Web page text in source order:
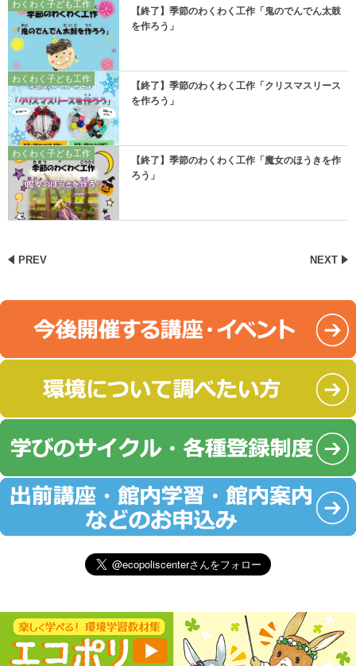
わくわく子ども工作
【終了】季節のわくわく工作「鬼のでんでん太鼓
を作ろう」
わくわく子ども工作
【終了】季節のわくわく工作「クリスマスリース
を作ろう」
わくわく子ども工作
【終了】季節のわくわく工作「魔女のほうきを作
ろう」
PREV NEXT